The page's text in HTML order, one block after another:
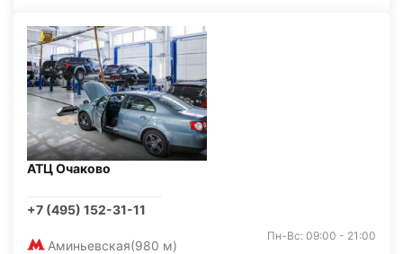
АТЦ Очаково
+7 (495) 152-31-11
Аминьевская(980 м)
Пн-Вс: 09:00 - 21:00